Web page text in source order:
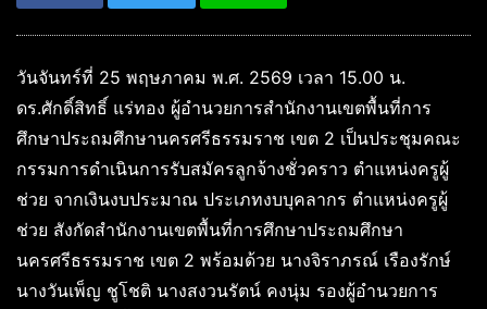
วันจันทร์ที่ 25 พฤษภาคม พ.ศ. 2569 เวลา 15.00 น.
ดร.ศักดิ์สิทธิ์ แร่ทอง ผู้อำนวยการสำนักงานเขตพื้นที่การ
ศึกษาประถมศึกษานครศรีธรรมราช เขต 2 เป็นประชุมคณะ
กรรมการดำเนินการรับสมัครลูกจ้างชั่วคราว ตำแหน่งครูผู้
ช่วย จากเงินงบประมาณ ประเภทงบบุคลากร ตำแหน่งครูผู้
ช่วย สังกัดสำนักงานเขตพื้นที่การศึกษาประถมศึกษา
นครศรีธรรมราช เขต 2 พร้อมด้วย นางจิราภรณ์ เรืองรักษ์
นางวันเพ็ญ ชูโชติ นางสงวนรัตน์ คงนุ่ม รองผู้อำนวยการ